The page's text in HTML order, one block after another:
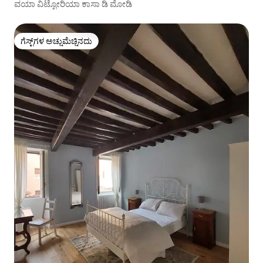
ವಯಾ ವಿಟ್ಟೋರಿಯಾ ಕಾಸಾ ಡಿ ಮೋಡಿ
ಗೆಸ್ಟ್‌ಗಳ ಅಚ್ಚುಮೆಚ್ಚಿನದು
ಗೆಸ್ಟ್‌ಗಳ ಅಚ್ಚುಮೆಚ್ಚಿನದು